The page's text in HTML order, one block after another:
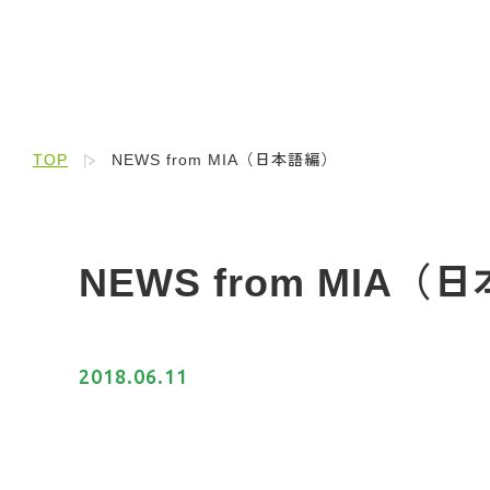
TOP NEWS from MIA（日本語編）
NEWS from MIA（日
2018.06.11